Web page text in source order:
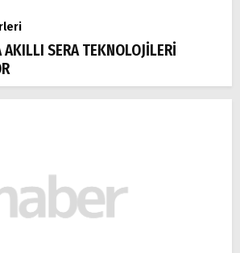
AKILLI SERA TEKNOLOJİLERİ